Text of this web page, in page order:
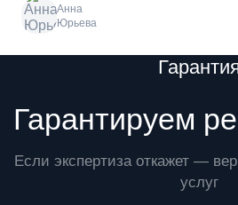
Анна
Юрьева
Гарантируем
Если экспертиза откажет —
услуг